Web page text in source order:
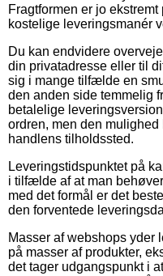
Fragtformen er jo
kostelige leveringsmanér
Du kan endvidere
din privatadresse eller til
sig i mange tilfælde en
den anden side temmelig
betalelige
ordren, men den
handlens tilholdssted.
Leveringstidspunktet på
i tilfælde af at man
med det formål er det
den forventede
Masser af webshops yder
på masser af produkter,
det tager udgangspunkt i